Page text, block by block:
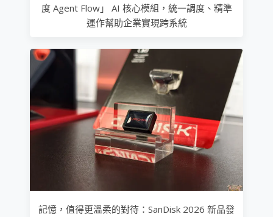
度 Agent Flow」 AI 核心模組，統一調度、精準
運作幫助企業實現跨系統
記憶，值得更溫柔的對待：SanDisk 2026 新品發